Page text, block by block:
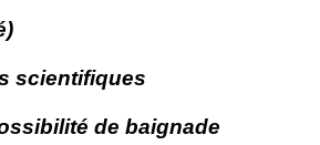
scientifiques
de baignade